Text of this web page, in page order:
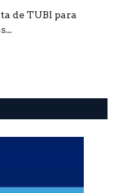
de TUBI para